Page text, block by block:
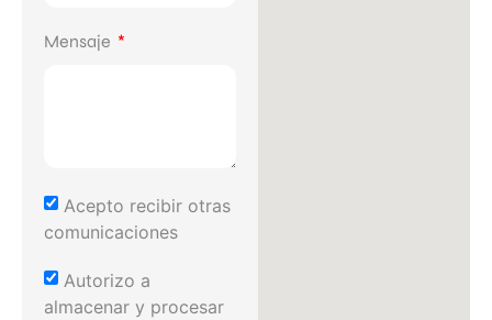
Mensaje
Acepto recibir otras
comunicaciones
Autorizo a
almacenar y procesar